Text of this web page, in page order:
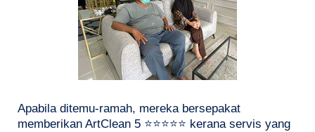
Apabila ditemu-ramah, mereka bersepakat
memberikan ArtClean 5 ⭐⭐⭐⭐⭐ kerana servis yang